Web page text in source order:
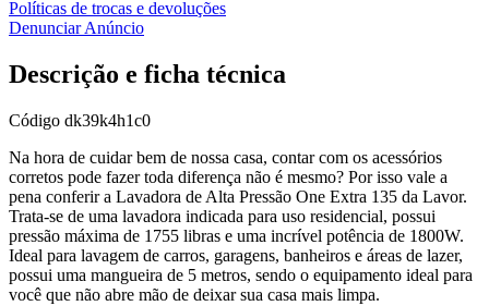
Políticas de trocas e devoluções
Denunciar Anúncio
Descrição e ficha técnica
Código dk39k4h1c0
Na hora de cuidar bem de nossa casa, contar com os acessórios
corretos pode fazer toda diferença não é mesmo? Por isso vale a
pena conferir a Lavadora de Alta Pressão One Extra 135 da Lavor.
Trata-se de uma lavadora indicada para uso residencial, possui
pressão máxima de 1755 libras e uma incrível potência de 1800W.
Ideal para lavagem de carros, garagens, banheiros e áreas de lazer,
possui uma mangueira de 5 metros, sendo o equipamento ideal para
você que não abre mão de deixar sua casa mais limpa.